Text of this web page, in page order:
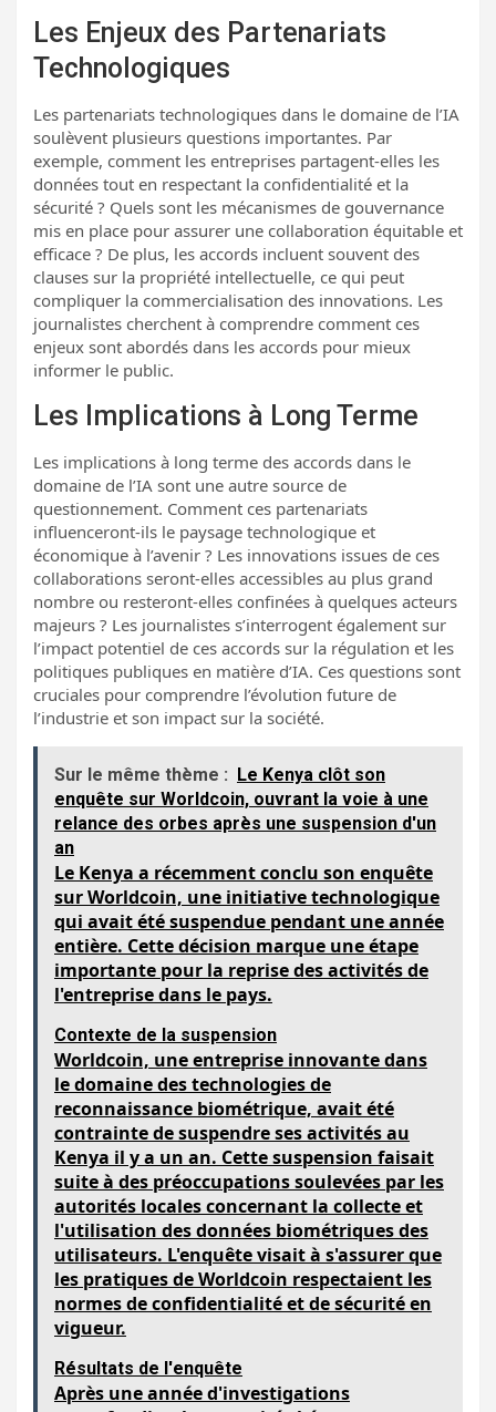
Les Enjeux des Partenariats
Technologiques
Les partenariats technologiques dans le domaine de l’IA
soulèvent plusieurs questions importantes. Par
exemple, comment les entreprises partagent-elles les
données tout en respectant la confidentialité et la
sécurité ? Quels sont les mécanismes de gouvernance
mis en place pour assurer une collaboration équitable et
efficace ? De plus, les accords incluent souvent des
clauses sur la propriété intellectuelle, ce qui peut
compliquer la commercialisation des innovations. Les
journalistes cherchent à comprendre comment ces
enjeux sont abordés dans les accords pour mieux
informer le public.
Les Implications à Long Terme
Les implications à long terme des accords dans le
domaine de l’IA sont une autre source de
questionnement. Comment ces partenariats
influenceront-ils le paysage technologique et
économique à l’avenir ? Les innovations issues de ces
collaborations seront-elles accessibles au plus grand
nombre ou resteront-elles confinées à quelques acteurs
majeurs ? Les journalistes s’interrogent également sur
l’impact potentiel de ces accords sur la régulation et les
politiques publiques en matière d’IA. Ces questions sont
cruciales pour comprendre l’évolution future de
l’industrie et son impact sur la société.
Sur le même thème : Le Kenya clôt son
enquête sur Worldcoin, ouvrant la voie à une
relance des orbes après une suspension d'un
an
Le Kenya a récemment conclu son enquête
sur Worldcoin, une initiative technologique
qui avait été suspendue pendant une année
entière. Cette décision marque une étape
importante pour la reprise des activités de
l'entreprise dans le pays.
Contexte de la suspension
Worldcoin, une entreprise innovante dans
le domaine des technologies de
reconnaissance biométrique, avait été
contrainte de suspendre ses activités au
Kenya il y a un an. Cette suspension faisait
suite à des préoccupations soulevées par les
autorités locales concernant la collecte et
l'utilisation des données biométriques des
utilisateurs. L'enquête visait à s'assurer que
les pratiques de Worldcoin respectaient les
normes de confidentialité et de sécurité en
vigueur.
Résultats de l'enquête
Après une année d'investigations